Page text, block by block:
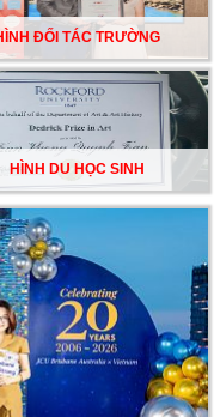
ĐỐI TÁC TRƯỜNG
HÌNH DU HỌC SINH